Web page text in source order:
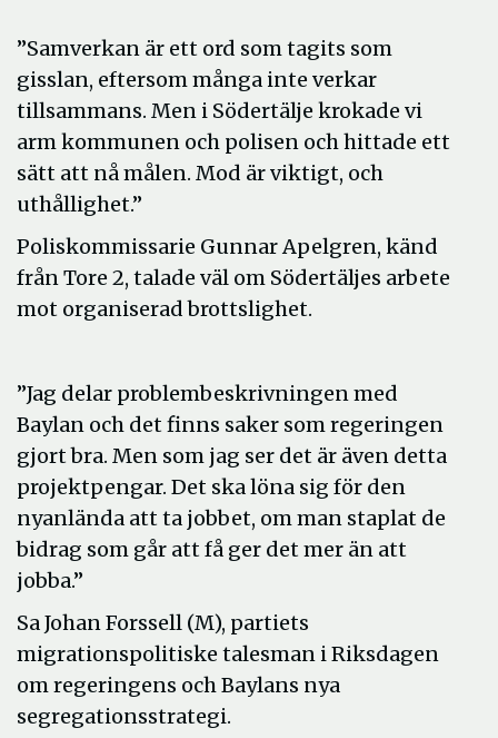
”Samverkan är ett ord som tagits som
gisslan, eftersom många inte verkar
tillsammans. Men i Södertälje krokade vi
arm kommunen och polisen och hittade ett
sätt att nå målen. Mod är viktigt, och
uthållighet.”
Poliskommissarie Gunnar Apelgren, känd
från Tore 2, talade väl om Södertäljes arbete
mot organiserad brottslighet.
”Jag delar problembeskrivningen med
Baylan och det finns saker som regeringen
gjort bra. Men som jag ser det är även detta
projektpengar. Det ska löna sig för den
nyanlända att ta jobbet, om man staplat de
bidrag som går att få ger det mer än att
jobba.”
Sa Johan Forssell (M), partiets
migrationspolitiske talesman i Riksdagen
om regeringens och Baylans nya
segregationsstrategi.